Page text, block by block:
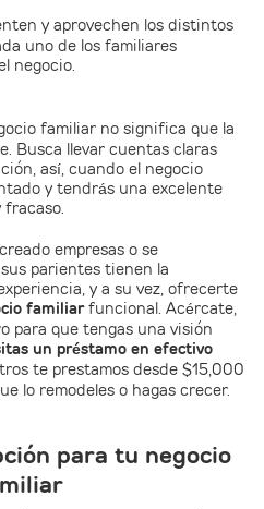
y aprovechen los distintos
uno de los familiares
negocio.
familiar no significa que la
Busca llevar cuentas claras
así, cuando el negocio
y tendrás una excelente
fracaso.
empresas o se
parientes tienen la
y a su vez, ofrecerte
familiarfuncional. Acércate,
para que tengas una visión
un préstamo en efectivo
te prestamos desde $15,000
lo remodeles o hagas crecer.
para tu negocio